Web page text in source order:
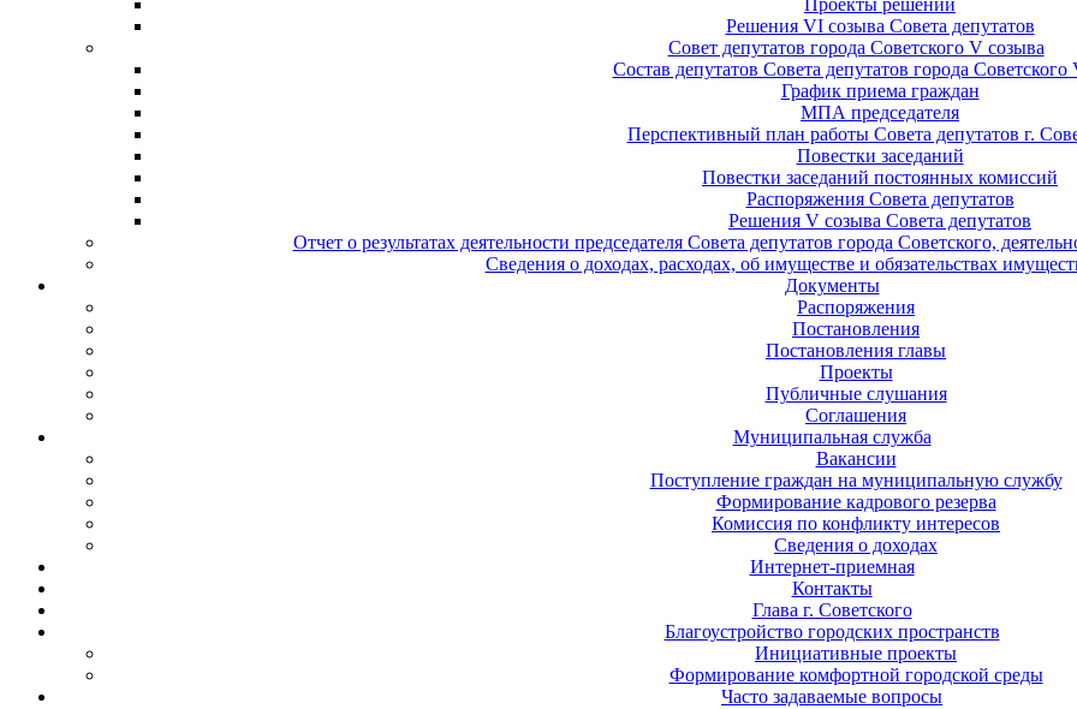
Проекты решений
Решения VI созыва Совета депутатов
Совет депутатов города Советского V созыва
Состав депутатов Совета депутатов города Советского
График приема граждан
МПА председателя
Перспективный план работы Совета депутатов г.
Повестки заседаний
Повестки заседаний постоянных комиссий
Распоряжения Совета депутатов
Решения V созыва Совета депутатов
Отчет о результатах деятельности председателя Совета депутатов города Советского,
Сведения о доходах, расходах, об имуществе и обязательствах
Документы
Распоряжения
Постановления
Постановления главы
Проекты
Публичные слушания
Соглашения
Муниципальная служба
Вакансии
Поступление граждан на муниципальную службу
Формирование кадрового резерва
Комиссия по конфликту интересов
Сведения о доходах
Интернет-приемная
Контакты
Глава г. Советского
Благоустройство городских пространств
Инициативные проекты
Формирование комфортной городской среды
Часто задаваемые вопросы